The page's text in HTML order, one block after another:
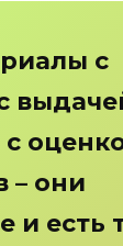
с
с
– они
и есть